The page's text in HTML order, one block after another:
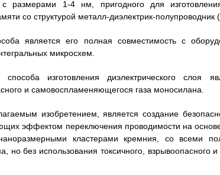
размерами 1-4 нм, пригодного для
со структурой металл-диэлектрик-полупроводник
является его полная совместимость с
микросхем.
изготовления диэлектрического слоя
и самовоспламеняющегося газа моносилана.
изобретением, является создание
эффектом переключения проводимости на
кластерами кремния, со всеми
но без использования токсичного, взрывоопасного